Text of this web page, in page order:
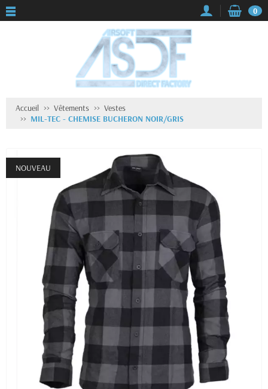
0
Accueil Vêtements
Vestes
MIL-TEC - CHEMISE BUCHERON NOIR/GRIS
NOUVEAU